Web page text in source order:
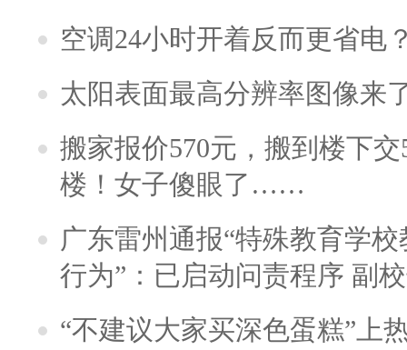
空调24小时开着反而更省电
太阳表面最高分辨率图像来
搬家报价570元，搬到楼下
楼！女子傻眼了……
广东雷州通报“特殊教育学
行为”：已启动问责程序 副
“不建议大家买深色蛋糕”上